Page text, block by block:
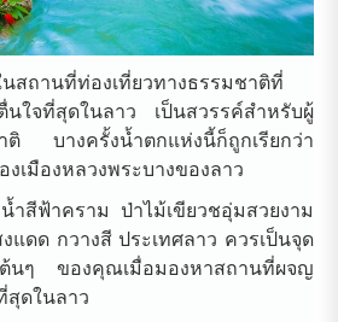
สถานที่ท่องเที่ยวทางธรรมชาติที่
นใจที่สุดในลาว เป็นสวรรค์สำหรับผู้
ติ บางครั้งน้ำตกแห่งนี้ก็ถูกเรียกว่า
เมืองหลวงพระบางของลาว
ำสีฟ้าคราม ป่าไม้เขียวชอุ่มสวยงาม
แดด กวางสี ประเทศลาว ควรเป็นจุด
นๆ ของคุณเมื่อมองหาสถานที่ผจญ
สุดในลาว